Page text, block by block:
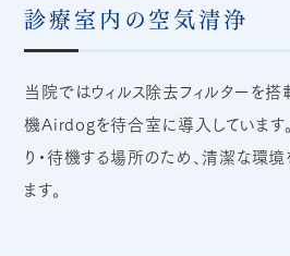
診療室内の空気清浄
当院ではウィルス除去フィルターを
機Airdogを待合室に導入しています
り・待機する場所のため、清潔な環
ます。